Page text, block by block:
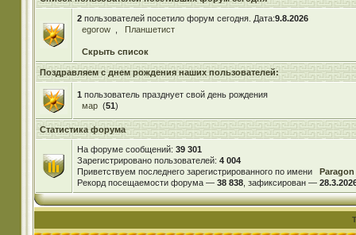
2пользователей посетило форум сегодня. Дата:9.8.2026
egorow
Планшетист
Скрыть список
Поздравляем с днем рождения наших пользователей:
1 пользователь празднует свой день рождения
мар (51)
Статистика форума
На форуме сообщений: 39 301
Зарегистрировано пользователей: 4 004
Приветствуем последнего зарегистрированного по имени
Paragon
Рекорд посещаемости форума — 38 838, зафиксирован —